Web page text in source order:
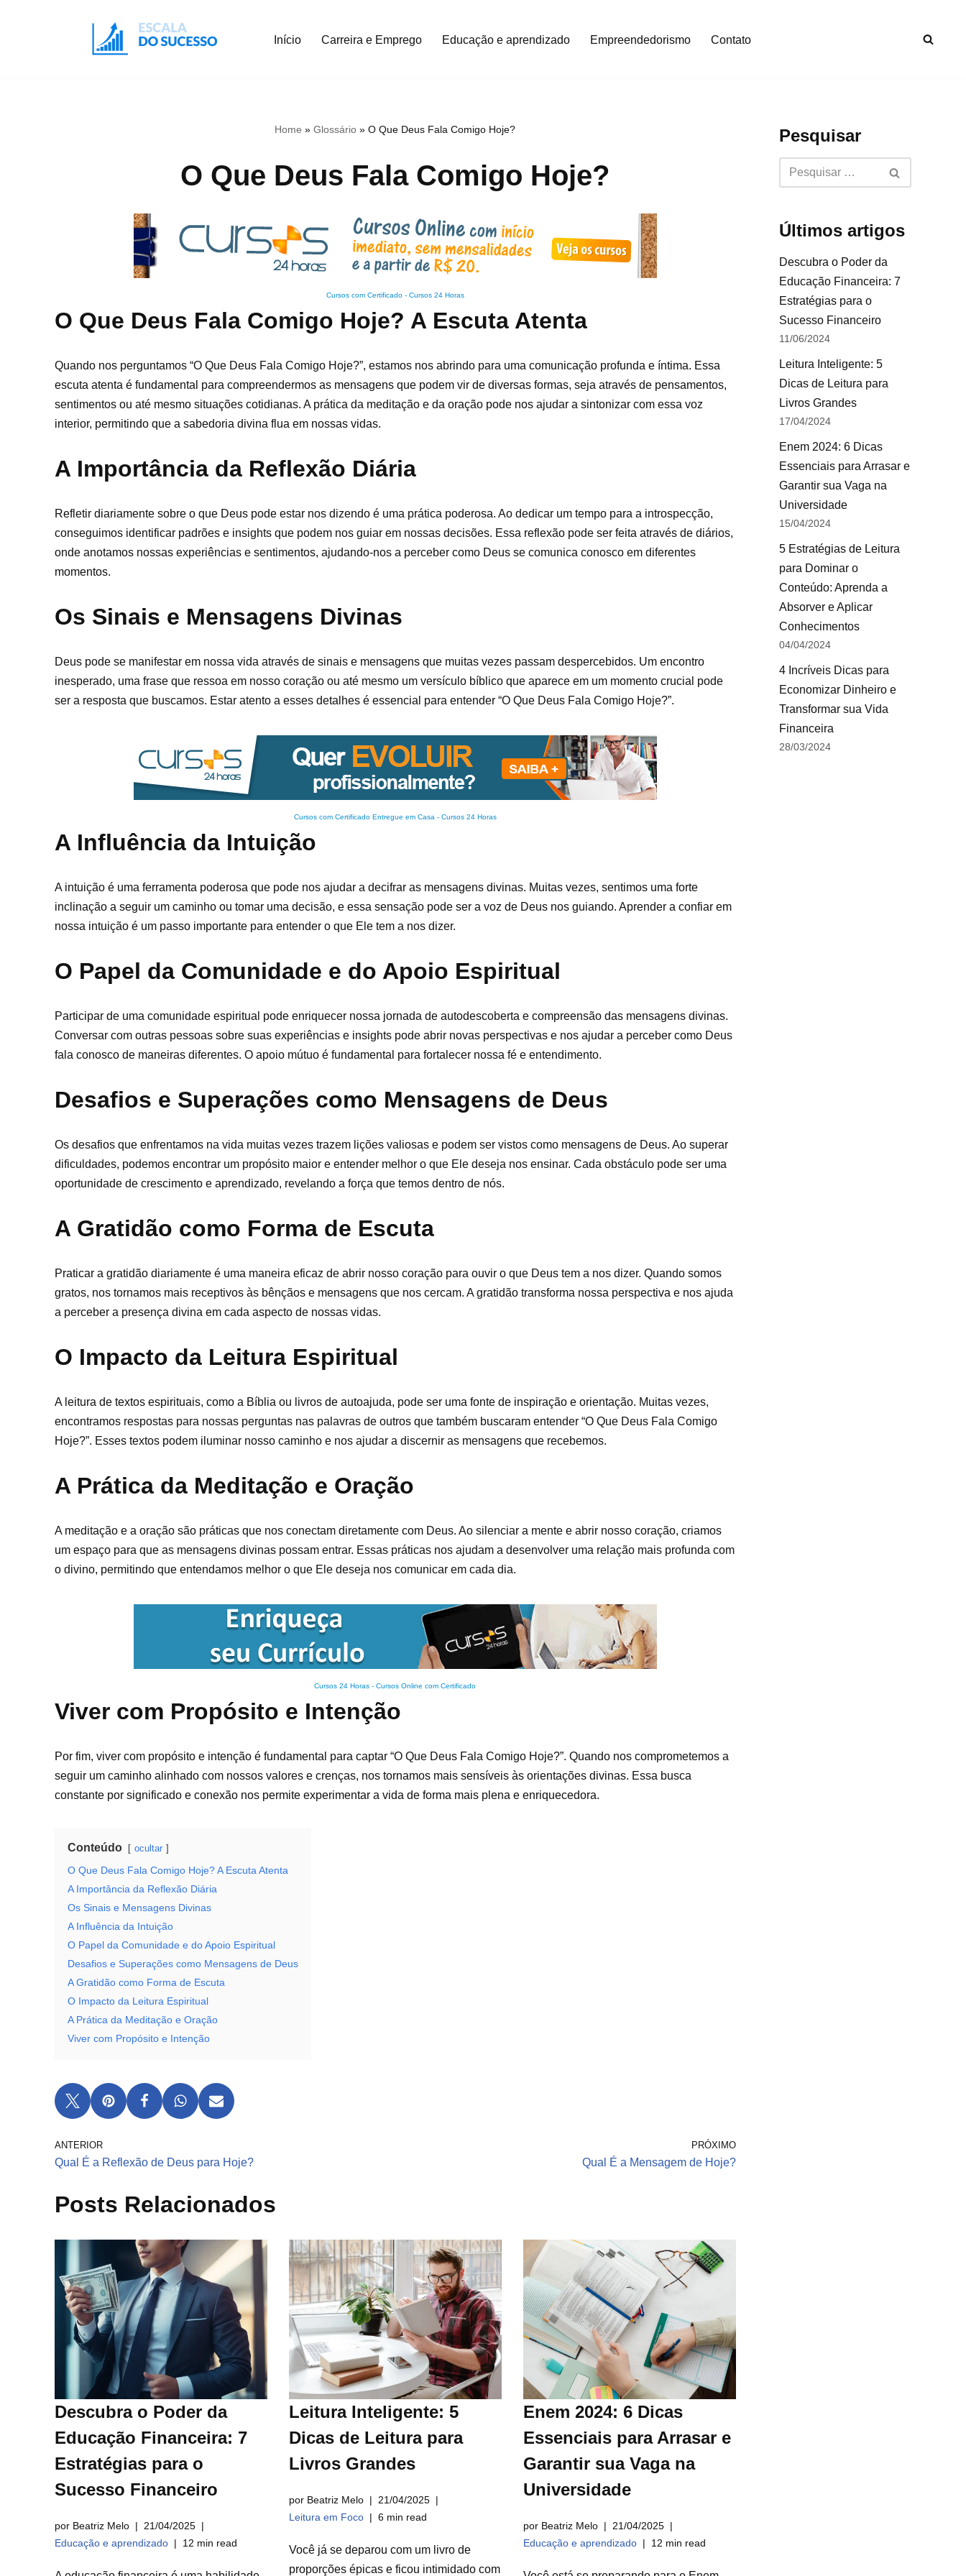
Início Carreira e Emprego Educação e aprendizado Empreendedorismo Contato
Home »Glossário »O Que Deus Fala Comigo Hoje?
O Que Deus Fala Comigo Hoje?
Cursos com Certificado- Cursos 24 Horas
O Que Deus Fala Comigo Hoje? A Escuta Atenta
Quando nos perguntamos “O Que Deus Fala Comigo Hoje?”, estamos nos abrindo para uma comunicação profunda e íntima. Essa
escuta atenta é fundamental para compreendermos as mensagens que podem vir de diversas formas, seja através de pensamentos,
sentimentos ou até mesmo situações cotidianas. A prática da meditação e da oração pode nos ajudar a sintonizar com essa voz
interior, permitindo que a sabedoria divina flua em nossas vidas.
A Importância da Reflexão Diária
Refletir diariamente sobre o que Deus pode estar nos dizendo é uma prática poderosa. Ao dedicar um tempo para a introspecção,
conseguimos identificar padrões e insights que podem nos guiar em nossas decisões. Essa reflexão pode ser feita através de diários,
onde anotamos nossas experiências e sentimentos, ajudando-nos a perceber como Deus se comunica conosco em diferentes
momentos.
Os Sinais e Mensagens Divinas
Deus pode se manifestar em nossa vida através de sinais e mensagens que muitas vezes passam despercebidos. Um encontro
inesperado, uma frase que ressoa em nosso coração ou até mesmo um versículo bíblico que aparece em um momento crucial pode
ser a resposta que buscamos. Estar atento a esses detalhes é essencial para entender “O Que Deus Fala Comigo Hoje?”.
Cursos com Certificado Entregue em Casa - Cursos 24 Horas
A Influência da Intuição
A intuição é uma ferramenta poderosa que pode nos ajudar a decifrar as mensagens divinas. Muitas vezes, sentimos uma forte
inclinação a seguir um caminho ou tomar uma decisão, e essa sensação pode ser a voz de Deus nos guiando. Aprender a confiar em
nossa intuição é um passo importante para entender o que Ele tem a nos dizer.
O Papel da Comunidade e do Apoio Espiritual
Participar de uma comunidade espiritual pode enriquecer nossa jornada de autodescoberta e compreensão das mensagens divinas.
Conversar com outras pessoas sobre suas experiências e insights pode abrir novas perspectivas e nos ajudar a perceber como Deus
fala conosco de maneiras diferentes. O apoio mútuo é fundamental para fortalecer nossa fé e entendimento.
Desafios e Superações como Mensagens de Deus
Os desafios que enfrentamos na vida muitas vezes trazem lições valiosas e podem ser vistos como mensagens de Deus. Ao superar
dificuldades, podemos encontrar um propósito maior e entender melhor o que Ele deseja nos ensinar. Cada obstáculo pode ser uma
oportunidade de crescimento e aprendizado, revelando a força que temos dentro de nós.
A Gratidão como Forma de Escuta
Praticar a gratidão diariamente é uma maneira eficaz de abrir nosso coração para ouvir o que Deus tem a nos dizer. Quando somos
gratos, nos tornamos mais receptivos às bênçãos e mensagens que nos cercam. A gratidão transforma nossa perspectiva e nos ajuda
a perceber a presença divina em cada aspecto de nossas vidas.
O Impacto da Leitura Espiritual
A leitura de textos espirituais, como a Bíblia ou livros de autoajuda, pode ser uma fonte de inspiração e orientação. Muitas vezes,
encontramos respostas para nossas perguntas nas palavras de outros que também buscaram entender “O Que Deus Fala Comigo
Hoje?”. Esses textos podem iluminar nosso caminho e nos ajudar a discernir as mensagens que recebemos.
A Prática da Meditação e Oração
A meditação e a oração são práticas que nos conectam diretamente com Deus. Ao silenciar a mente e abrir nosso coração, criamos
um espaço para que as mensagens divinas possam entrar. Essas práticas nos ajudam a desenvolver uma relação mais profunda com
o divino, permitindo que entendamos melhor o que Ele deseja nos comunicar em cada dia.
Cursos 24 Horas - Cursos Online com Certificado
Viver com Propósito e Intenção
Por fim, viver com propósito e intenção é fundamental para captar “O Que Deus Fala Comigo Hoje?”. Quando nos comprometemos a
seguir um caminho alinhado com nossos valores e crenças, nos tornamos mais sensíveis às orientações divinas. Essa busca
constante por significado e conexão nos permite experimentar a vida de forma mais plena e enriquecedora.
Conteúdo ocultar
O Que Deus Fala Comigo Hoje? A Escuta Atenta
A Importância da Reflexão Diária
Os Sinais e Mensagens Divinas
A Influência da Intuição
O Papel da Comunidade e do Apoio Espiritual
Desafios e Superações como Mensagens de Deus
A Gratidão como Forma de Escuta
O Impacto da Leitura Espiritual
A Prática da Meditação e Oração
Viver com Propósito e Intenção
ANTERIOR
Qual É a Reflexão de Deus para Hoje?
PRÓXIMO
Qual É a Mensagem de Hoje?
Posts Relacionados
Descubra o Poder da
Educação Financeira: 7
Estratégias para o
Sucesso Financeiro
por Beatriz Melo
21/04/2025
Educação e aprendizado
12 min read
Leitura Inteligente: 5
Dicas de Leitura para
Livros Grandes
por Beatriz Melo
21/04/2025
Leitura em Foco
6 min read
Você já se deparou com um livro de
proporções épicas e ficou intimidado com
Enem 2024: 6 Dicas
Essenciais para Arrasar e
Garantir sua Vaga na
Universidade
por Beatriz Melo
21/04/2025
Educação e aprendizado
12 min read
Pesquisar
Últimos artigos
Descubra o Poder da
Educação Financeira: 7
Estratégias para o
Sucesso Financeiro
11/06/2024
Leitura Inteligente: 5
Dicas de Leitura para
Livros Grandes
17/04/2024
Enem 2024: 6 Dicas
Essenciais para Arrasar e
Garantir sua Vaga na
Universidade
15/04/2024
5 Estratégias de Leitura
para Dominar o
Conteúdo: Aprenda a
Absorver e Aplicar
Conhecimentos
04/04/2024
4 Incríveis Dicas para
Economizar Dinheiro e
Transformar sua Vida
Financeira
28/03/2024